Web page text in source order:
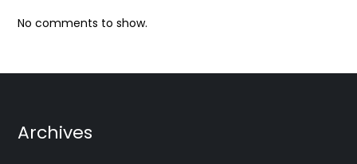
No comments to show.
Archives